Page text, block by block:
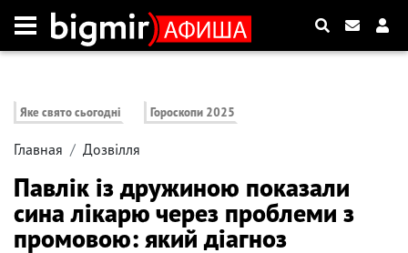
Яке свято сьогодні Гороскопи 2025
Главная Дозвілля
Павлік із дружиною показали
сина лікарю через проблеми з
промовою: який діагноз